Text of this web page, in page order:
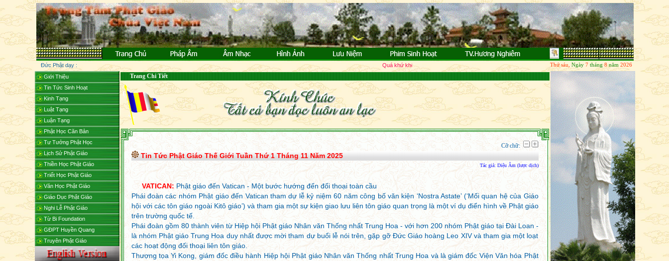
Đức Phật dạy : Quá khứ không truy tìm, Tương lai không ước vọng; Quá khứ đã đoạn diệt, Tương lai thì chưa đến; Chỉ có pháp hiện tại,
Thứ sáu, Ngày7 tháng8năm 2026
Giới Thiệu
Tin Tức Sinh Hoạt
Kinh Tạng
Luật Tạng
Luận Tạng
Phật Học Căn Bản
Tư Tưởng Phật Học
Lịch Sử Phật Giáo
Thiền Học Phật Giáo
Triết Học Phật Giáo
Văn Học Phật Giáo
Giáo Dục Phật Giáo
Nghi Lễ Phật Giáo
Từ Bi Foundation
GĐPT Huyền Quang
Truyên Phật Giáo
Trang Chi Tiết
Cỡ chữ:
Tin Tức Phật Giáo Thế Giới Tuần Thứ 1 Tháng 11 Năm 2025
Tác giả: Diệu Âm (lược dịch)
VATICAN: Phật giáo đến Vatican - Một bước hướng đến đối thoại toàn cầu
Phái đoàn các nhóm Phật giáo đến Vatican tham dự lễ kỷ niệm 60 năm công bố văn kiện ‘Nostra Astate’ (‘Mối quan hệ của Giáo
hội với các tôn giáo ngoài Kitô giáo’) và tham gia một sự kiện giao lưu liên tôn giáo quan trọng là một ví dụ điển hình về Phật giáo
trên trường quốc tế.
Phái đoàn gồm 80 thành viên từ Hiệp hội Phật giáo Nhân văn Thống nhất Trung Hoa - với hơn 200 nhóm Phật giáo tại Đài Loan -
là nhóm Phật giáo Trung Hoa duy nhất được mời tham dự buổi lễ nói trên, gặp gỡ Đức Giáo hoàng Leo XIV và tham gia một loạt
các hoạt động đối thoại liên tôn giáo.
Thượng tọa Yi Kong, giám đốc điều hành Hiệp hội Phật giáo Nhân văn Thống nhất Trung Hoa và là giám đốc Viện Văn hóa Phật